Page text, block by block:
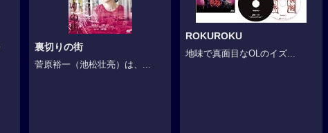
裏切りの街
菅原裕一（池松壮亮）は、...
ROKUROKU
地味で真面目なOLのイズ...